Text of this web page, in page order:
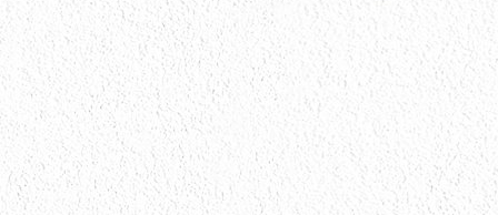
会社情報とサイトマップ
会社情報